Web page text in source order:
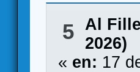
5 Al
2026)
« en: 17